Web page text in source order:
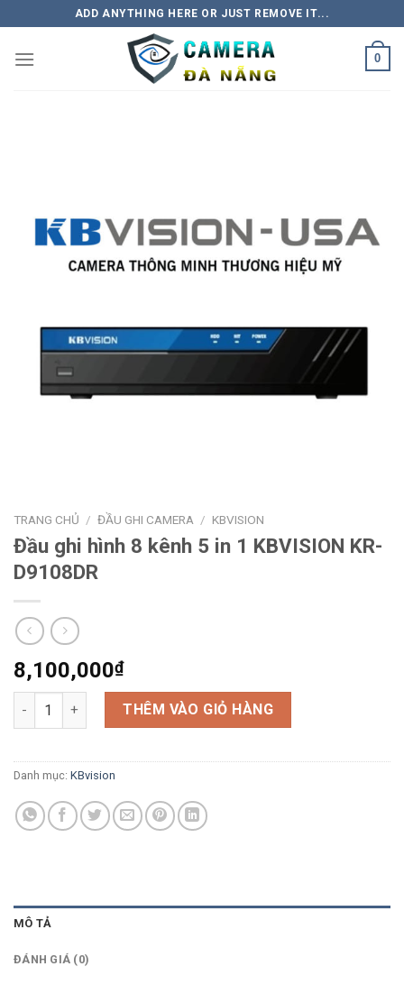
to
content
ADD ANYTHING HERE OR JUST REMOVE IT...
0
TRANG CHỦ / ĐẦU GHI CAMERA / KBVISION
Đầu ghi hình 8 kênh 5 in 1 KBVISION KR-
D9108DR
8,100,000₫
Đầu ghi hình 8 kênh 5 in 1 KBVISION KR-D9108DR số lượng
THÊM VÀO GIỎ HÀNG
Danh mục: KBvision
MÔ TẢ
ĐÁNH GIÁ (0)